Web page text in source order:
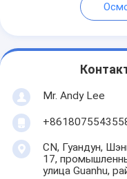
Mr. Andy Lee
CN, Гуандун,
17,
улица Guanhu,